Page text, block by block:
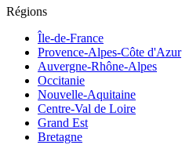
Régions
Île-de-France
Provence-Alpes-Côte d'Azur
Auvergne-Rhône-Alpes
Occitanie
Nouvelle-Aquitaine
Centre-Val de Loire
Grand Est
Bretagne